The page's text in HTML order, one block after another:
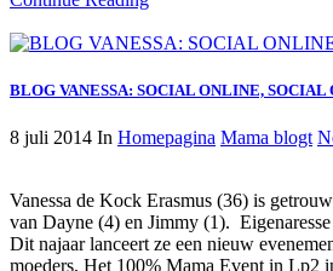
BLOG VANESSA: SOCIAL ONLINE, SOCIAL
8 juli 2014 In Homepagina Mama blogt
Vanessa de Kock Erasmus (36) is
van Dayne (4) en Jimmy (1).
Dit najaar lanceert ze een nieuw
moeders, Het 100% Mama Event in